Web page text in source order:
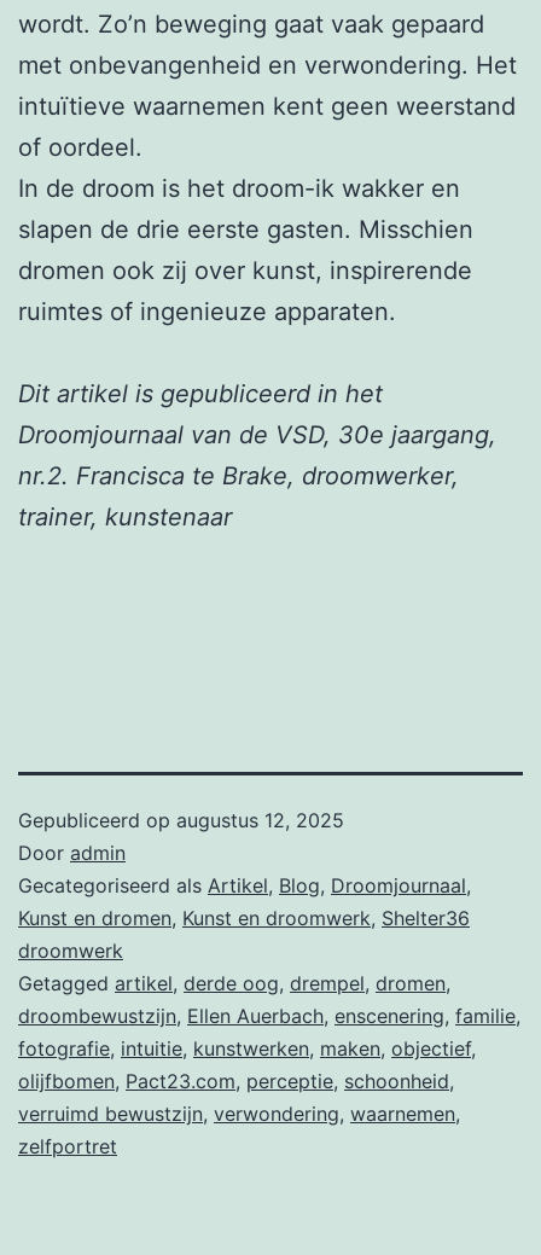
wordt. Zo’n beweging gaat vaak gepaard
met onbevangenheid en verwondering. Het
intuïtieve waarnemen kent geen weerstand
of oordeel.
In de droom is het droom-ik wakker en
slapen de drie eerste gasten. Misschien
dromen ook zij over kunst, inspirerende
ruimtes of ingenieuze apparaten.
Dit artikel is gepubliceerd in het
Droomjournaal van de VSD, 30e jaargang,
nr.2. Francisca te Brake, droomwerker,
trainer, kunstenaar
Gepubliceerd op augustus 12, 2025
Door admin
Gecategoriseerd als Artikel, Blog, Droomjournaal,
Kunst en dromen, Kunst en droomwerk, Shelter36
droomwerk
Getagged artikel, derde oog, drempel, dromen,
droombewustzijn, Ellen Auerbach, enscenering, familie,
fotografie, intuitie, kunstwerken, maken, objectief,
olijfbomen, Pact23.com, perceptie, schoonheid,
verruimd bewustzijn, verwondering, waarnemen,
zelfportret